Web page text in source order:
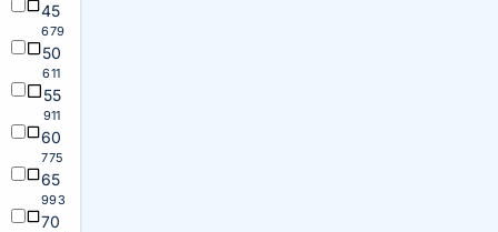
45
679
50
611
55
911
60
775
65
993
70